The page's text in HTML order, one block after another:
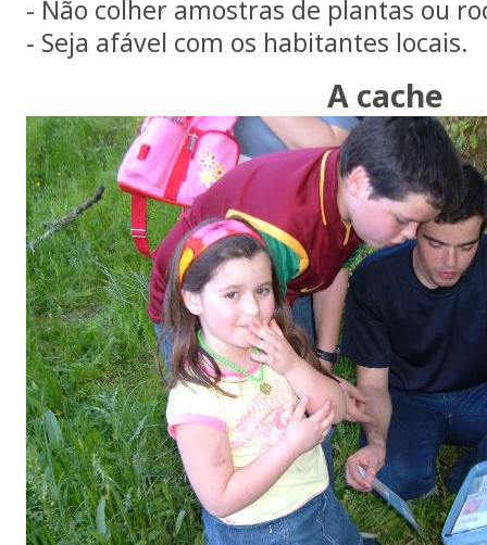
- Não colher amostras de plantas ou
- Seja afável com os habitantes locais.
A cache